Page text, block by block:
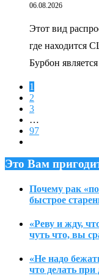
06.08.2026
Этот вид
где находится
Бурбон
1
2
3
…
97
Это Вам
Почему рак
быстрое
«Реву и жду,
чуть что, вы
«Не надо
что делать при